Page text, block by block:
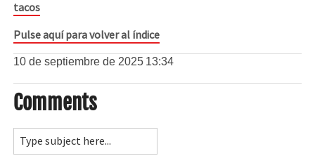
tacos
Pulse aquí para volver al índice
10 de septiembre de 2025 13:34
Comments